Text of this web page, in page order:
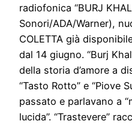
radiofonica “BURJ
Sonori/ADA/Warner),
COLETTA già
dal 14 giugno. “Burj
della storia d’amore a
“Tasto Rotto” e “Piove
passato e parlavano a
lucida”. “Trastevere”